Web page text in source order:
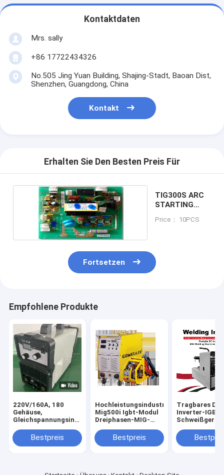
Kontaktdaten
Mrs. sally
+86 17722434326
No.505 Jing Yuan Building, Shajing-Stadt, Baoan Dist,
Shenzhen, Guangdong, China
Kontakt
Erhalten Sie Den Besten Preis Für
TIG300S ARC
STARTING
Price： 10PCS
Fortsetzen
Empfohlene Produkte
220V/160A, 180
Gehäuse,
Gleichspannungsinverter,
Schweißwerkzeug/Schweißgerät/TIG200I
Bestpreis
Hochleistungsindustrie
Mig500i Igbt-Modul
Dreiphasen-MIG-
AmpereBestpreis
Tragbares DC-
Inverter-
Schweißgerät
Heimgebrauch